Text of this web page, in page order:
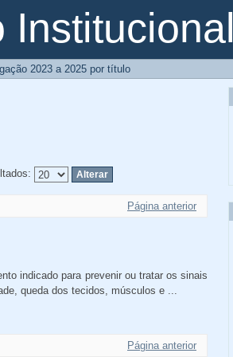
Institucional
2023 a 2025 por título
Página anterior
indicado para prevenir ou tratar os sinais
queda dos tecidos, músculos e ...
Página anterior